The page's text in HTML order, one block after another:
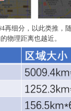
4再细分，以此类推，
物理距离也越近。